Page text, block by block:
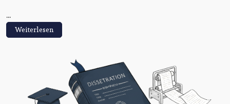
...
Weiterlesen